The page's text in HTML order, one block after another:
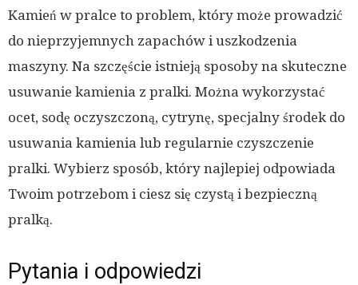
Kamień w pralce to problem, który może prowadzić
do nieprzyjemnych zapachów i uszkodzenia
maszyny. Na szczęście istnieją sposoby na skuteczne
usuwanie kamienia z pralki. Można wykorzystać
ocet, sodę oczyszczoną, cytrynę, specjalny środek do
usuwania kamienia lub regularnie czyszczenie
pralki. Wybierz sposób, który najlepiej odpowiada
Twoim potrzebom i ciesz się czystą i bezpieczną
pralką.
Pytania i odpowiedzi